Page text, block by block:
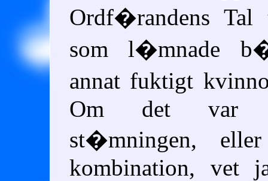
Ordf�randens
som l�mnade
annat fuktigt
Om det var
st�mningen,
kombination, vet